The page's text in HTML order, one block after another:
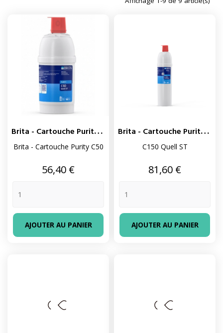
B
Rita - Cartouche Purity C50
Brita - Cartouche Purity C50
Prix
56,40 €
AJOUTER AU PANIER
B
Rita - Cartouche Purity C150
C150 Quell ST
Prix
81,60 €
AJOUTER AU PANIER